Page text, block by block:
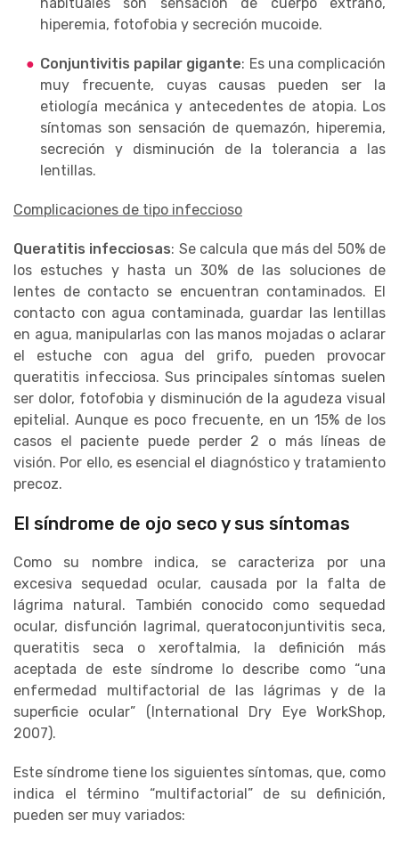
hiperemia, fotofobia y secreción mucoide.
Conjuntivitis papilar gigante: Es una complicación
muy frecuente, cuyas causas pueden ser la
etiología mecánica y antecedentes de atopia. Los
síntomas son sensación de quemazón, hiperemia,
secreción y disminución de la tolerancia a las
lentillas.
Complicaciones de tipo infeccioso
Queratitis infecciosas: Se calcula que más del 50% de
los estuches y hasta un 30% de las soluciones de
lentes de contacto se encuentran contaminados. El
contacto con agua contaminada, guardar las lentillas
en agua, manipularlas con las manos mojadas o aclarar
el estuche con agua del grifo, pueden provocar
queratitis infecciosa. Sus principales síntomas suelen
ser dolor, fotofobia y disminución de la agudeza visual
epitelial. Aunque es poco frecuente, en un 15% de los
casos el paciente puede perder 2 o más líneas de
visión. Por ello, es esencial el diagnóstico y tratamiento
precoz.
El síndrome de ojo seco y sus síntomas
Como su nombre indica, se caracteriza por una
excesiva sequedad ocular, causada por la falta de
lágrima natural. También conocido como sequedad
ocular, disfunción lagrimal, queratoconjuntivitis seca,
queratitis seca o xeroftalmia, la definición más
aceptada de este síndrome lo describe como “una
enfermedad multifactorial de las lágrimas y de la
superficie ocular” (International Dry Eye WorkShop,
2007).
Este síndrome tiene los siguientes síntomas, que, como
indica el término “multifactorial” de su definición,
pueden ser muy variados: